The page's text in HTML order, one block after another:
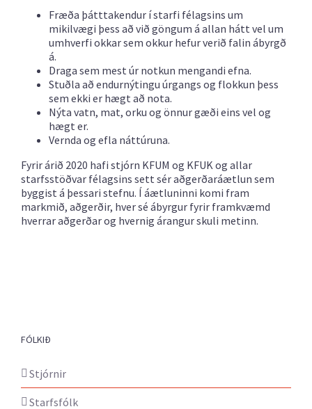
Fræða þátttakendur í starfi félagsins um
mikilvægi þess að við göngum á allan hátt vel um
umhverfi okkar sem okkur hefur verið falin ábyrgð
á.
Draga sem mest úr notkun mengandi efna.
Stuðla að endurnýtingu úrgangs og flokkun þess
sem ekki er hægt að nota.
Nýta vatn, mat, orku og önnur gæði eins vel og
hægt er.
Vernda og efla náttúruna.
Fyrir árið 2020 hafi stjórn KFUM og KFUK og allar
starfsstöðvar félagsins sett sér aðgerðaráætlun sem
byggist á þessari stefnu. Í áætluninni komi fram
markmið, aðgerðir, hver sé ábyrgur fyrir framkvæmd
hverrar aðgerðar og hvernig árangur skuli metinn.
FÓLKIÐ
Stjórnir
Starfsfólk